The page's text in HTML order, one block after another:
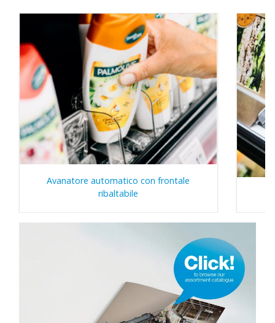
Avanatore automatico con frontale
ribaltabile